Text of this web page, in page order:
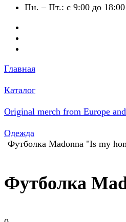
Пн. – Пт.: с 9:00 до 18:00
Главная
Каталог
Original merch from Europe
Одежда
Футболка Madonna "Is my
Футболка